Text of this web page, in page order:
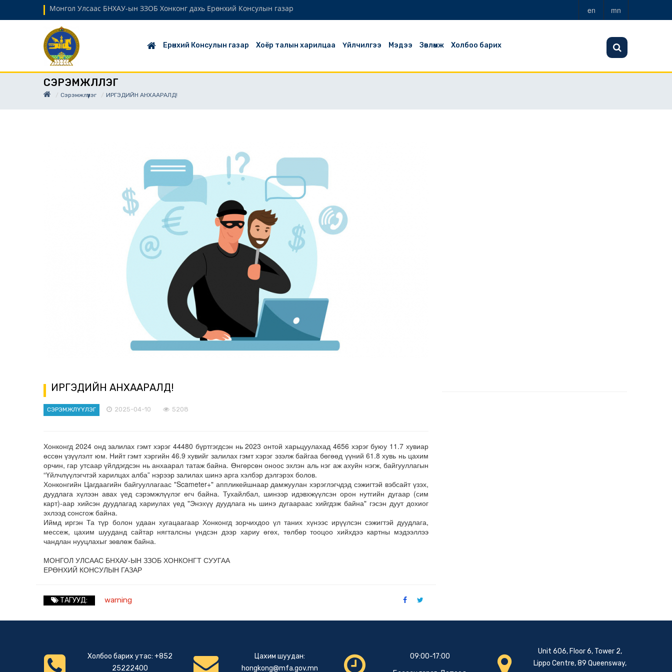
Монгол Улсаас БНХАУ-ын ЗЗОБ Хонконг дахь Ерөнхий Консулын газар en mn
Ерөнхий Консулын газар Хоёр талын харилцаа Үйлчилгээ Мэдээ Зөвлөмж Холбоо барих
СЭРЭМЖЛҮҮЛЭГ
Сэрэмжлүүлэг ИРГЭДИЙН АНХААРАЛД!
ИРГЭДИЙН АНХААРАЛД!
СЭРЭМЖЛҮҮЛЭГ 2025-04-10 5208
Хонконгд 2024 онд залилах гэмт хэрэг 44480 бүртгэгдсэн нь 2023 онтой харьцуулахад 4656 хэрэг буюу 11.7 хувиар
өссөн үзүүлэлт юм. Нийт гэмт хэргийн 46.9 хувийг залилах гэмт хэрэг эзэлж байгаа бөгөөд үүний 61.8 хувь нь цахим
орчин, гар утсаар үйлдэгдсэн нь анхаарал татаж байна. Өнгөрсөн оноос эхлэн аль нэг аж ахуйн нэгж, байгууллагын
“Үйлчлүүлэгчтэй харилцах алба” нэрээр залилах шинэ арга хэлбэр дэлгэрэх болов.
Хонконгийн Цагдаагийн байгууллагаас "Scameter+" аппликейшнаар дамжуулан хэрэглэгчдэд сэжигтэй вэбсайт үзэх,
дуудлага хүлээн авах үед сэрэмжлүүлэг өгч байна. Тухайлбал, шинээр идэвхжүүлсэн орон нутгийн дугаар (сим
карт)-аар хийсэн дуудлагад хариулах үед "Энэхүү дуудлага нь шинэ дугаараас хийгдэж байна" гэсэн дуут дохиог
эхлээд сонсгож байна.
Иймд иргэн Та түр болон удаан хугацаагаар Хонконгд зорчихдоо үл таних хүнээс ирүүлсэн сэжигтэй дуудлага,
мессеж, цахим шууданд сайтар нягталсны үндсэн дээр хариу өгөх, төлбөр тооцоо хийхдээ картны мэдээллээ
чандлан нууцлахыг зөвлөж байна.
МОНГОЛ УЛСААС БНХАУ-ЫН ЗЗОБ ХОНКОНГТ СУУГАА
ЕРӨНХИЙ КОНСУЛЫН ГАЗАР
ТАГУУД: warning
Холбоо барих утас: +852
25222400
Цахим шуудан:
hongkong@mfa.gov.mn
09:00-17:00
Unit 606, Floor 6, Tower 2,
Lippo Centre, 89 Queensway,